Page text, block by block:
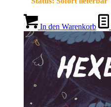
In den Warenkorb